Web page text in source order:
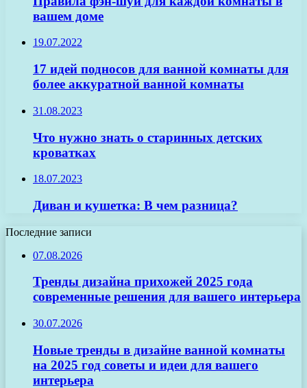
вашем доме
19.07.2022
17 идей подносов для ванной комнаты для
более аккуратной ванной комнаты
31.08.2023
Что нужно знать о старинных детских
кроватках
18.07.2023
Диван и кушетка: В чем разница?
Последние записи
07.08.2026
Тренды дизайна прихожей 2025 года
современные решения для вашего интерьера
30.07.2026
Новые тренды в дизайне ванной комнаты
на 2025 год советы и идеи для вашего
интерьера